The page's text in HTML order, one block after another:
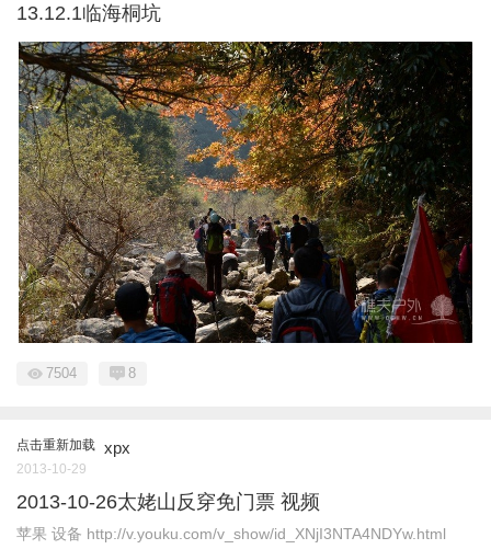
13.12.1临海桐坑
7504 8
点击重新加载 xpx
2013-10-29
2013-10-26太姥山反穿免门票 视频
苹果 设备 http://v.youku.com/v_show/id_XNjI3NTA4NDYw.html